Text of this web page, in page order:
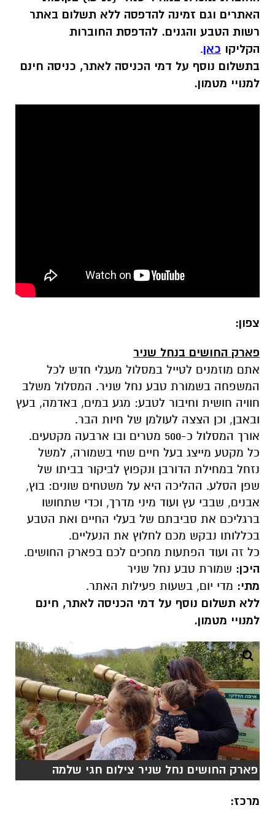
האתרים וגם זמינה להדפסה ללא תשלום באתר
רשות הטבע והגנים. להדפסת החוברות
הקליקו כאן.
בתשלום נוסף על דמי הכניסה לאתר, כניסה חינם
למנויי מטמון.
צפון:
פארק החושים בנחל שניר
אתם מוזמנים לטייל במסלול מעגלי חדש לכל
המשפחה בשמורת טבע נחל שניר. המסלול משלב
חוויה חושית וחיבור לטבע: מגע במים, באדמה, בעץ
ובאבן, וכן הצצה לעולמן של חיות הבר.
אורך המסלול כ-500 מטרים ובו ארבעה מקטעים.
כל מקטע מייצג בעל חיים שחי בשמורה, למשל
נזחל במחילת הדורבן ונקפוץ לביקור בביתו של
שפן הסלע. ההליכה היא על משטחים שונים: בוץ,
אבנים, שבבי עץ ועוד מיני מדרך, וכדי שתחושו
ברגליכם את סביבתם של בעלי החיים ואת הטבע
בכללותו נבקש מכם לחלוץ את הנעליים.
כל זה ועוד הפתעות מחכים לכם בפארק החושים.
היכן: שמורת טבע נחל שניר
מתי: מדי יום, בשעות פעילות האתר.
ללא תשלום נוסף על דמי הכניסה לאתר, חינם
למנויי מטמון.
פארק החושים נחל שניר צילום חגי שלמה
מרכז: